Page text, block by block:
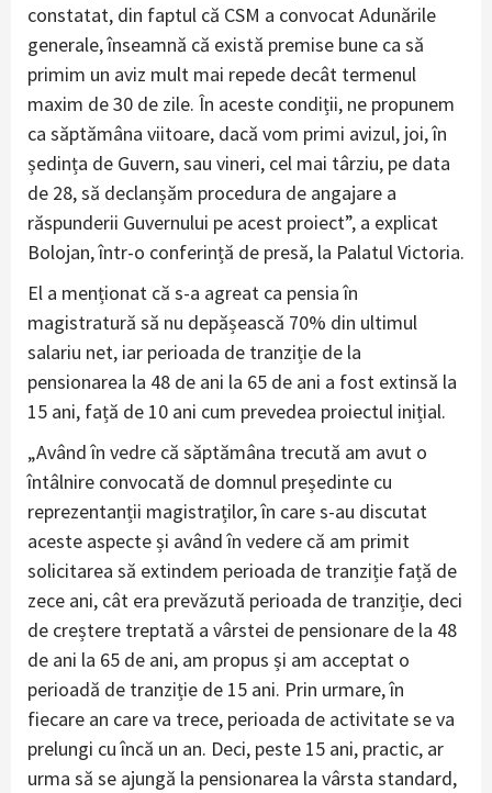
constatat, din faptul că CSM a convocat Adunările
generale, înseamnă că există premise bune ca să
primim un aviz mult mai repede decât termenul
maxim de 30 de zile. În aceste condiții, ne propunem
ca săptămâna viitoare, dacă vom primi avizul, joi, în
ședința de Guvern, sau vineri, cel mai târziu, pe data
de 28, să declanșăm procedura de angajare a
răspunderii Guvernului pe acest proiect”, a explicat
Bolojan, într-o conferință de presă, la Palatul Victoria.
El a menționat că s-a agreat ca pensia în
magistratură să nu depășească 70% din ultimul
salariu net, iar perioada de tranziție de la
pensionarea la 48 de ani la 65 de ani a fost extinsă la
15 ani, față de 10 ani cum prevedea proiectul inițial.
„Având în vedre că săptămâna trecută am avut o
întâlnire convocată de domnul președinte cu
reprezentanții magistraților, în care s-au discutat
aceste aspecte și având în vedere că am primit
solicitarea să extindem perioada de tranziție față de
zece ani, cât era prevăzută perioada de tranziție, deci
de creștere treptată a vârstei de pensionare de la 48
de ani la 65 de ani, am propus și am acceptat o
perioadă de tranziție de 15 ani. Prin urmare, în
fiecare an care va trece, perioada de activitate se va
prelungi cu încă un an. Deci, peste 15 ani, practic, ar
urma să se ajungă la pensionarea la vârsta standard,